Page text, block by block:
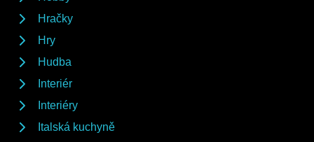
Hračky
Hry
Hudba
Interiér
Interiéry
Italská kuchyně